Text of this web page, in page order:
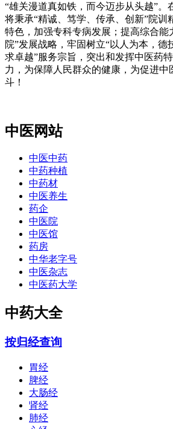
“雄关漫道真如铁，而今迈步从头越”。
将秉承“精诚、笃学、传承、创新”院训
特色，加强专科专病发展；提高综合能
院”发展战略，牢固树立“以人为本，德
求卓越”服务宗旨，突出和发挥中医药
力，为保障人民群众的健康，为促进中
斗！
中医网站
中医中药
中药种植
中药材
中医养生
药企
中医院
中医馆
药房
中华老字号
中医杂志
中医药大学
中药大全
按归经查询
胃经
脾经
大肠经
肾经
肺经